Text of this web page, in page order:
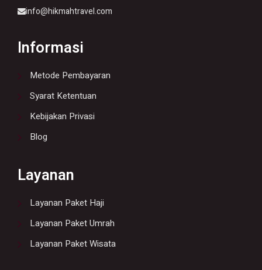
info@hikmahtravel.com
Informasi
Metode Pembayaran
Syarat Ketentuan
Kebijakan Privasi
Blog
Layanan
Layanan Paket Haji
Layanan Paket Umrah
Layanan Paket Wisata